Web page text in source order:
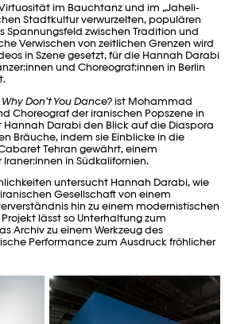
im Bauchtanz und im „Jaheli-
Stadtkultur verwurzelten, populären
Spannungsfeld zwischen Tradition und
Verwischen von zeitlichen Grenzen wird
in Szene gesetzt, für die Hannah Darabi
und Choreograf:innen in Berlin
Why Don’t You Dance? ist Mohammad
Choreograf der iranischen Popszene in
Hannah Darabi den Blick auf die Diaspora
Bräuche, indem sie Einblicke in die
Tehran gewährt, einem
in Südkalifornien.
untersucht Hannah Darabi, wie
Gesellschaft von einem
hin zu einem modernistischen
lässt so Unterhaltung zum
Archiv zu einem Werkzeug des
Performance zum Ausdruck fröhlicher
You
©
Photo
Vue d'exposition "Why Don't You
Dance?" de Hannah Darabi ©
Khashayar Javanmardi / Photo
Elysée / Plateforme 10